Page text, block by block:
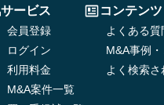
サービス
会員登録
ログイン
利用料金
M&A案件一覧
コンテンツ
よくある質
M&A事例
よく検索